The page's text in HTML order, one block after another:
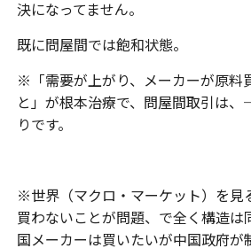
決になってません。
既に問屋間では飽和状態。
※「需要が上がり、メーカーが原料
と」が根本治療で、問屋間取引は、
りです。
※世界（マクロ・マーケット）を見
買わないことが問題、で全く構造は
国メーカーは買いたいが中国政府が